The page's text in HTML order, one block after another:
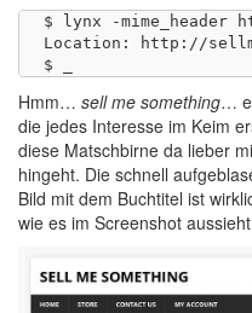
$ lynx -
Location: http://
Hmm… sell me something…
die jedes Interesse im Keim
diese Matschbirne da lieber
hingeht. Die schnell
Bild mit dem Buchtitel ist
wie es im Screenshot